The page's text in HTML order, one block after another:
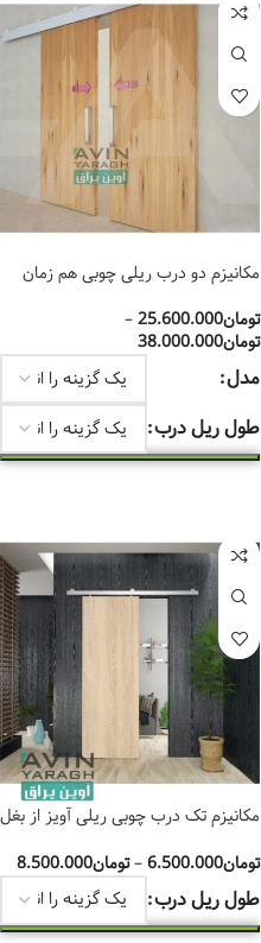
مکانیزم دو درب ریلی چوبی هم زمان
تومان25.600.000
–
تومان38.000.000
مدل
طول ریل درب
مکانیزم تک درب چوبی ریلی آویز از بغل
تومان6.500.000
–تومان8.500.000
طول ریل درب